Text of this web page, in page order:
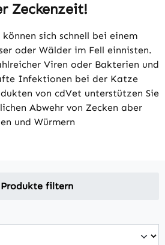
Zeckenzeit!
sich schnell bei einem
oder Wälder im Fell einnisten.
Viren oder Bakterien und
Infektionen bei der Katze
von cdVet unterstützen Sie
Abwehr von Zecken aber
und Würmern
Produkte filtern